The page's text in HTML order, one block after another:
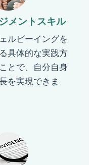
メントスキル
ルビーイングを
具体的な実践方
とで、自分自身
を実現できま